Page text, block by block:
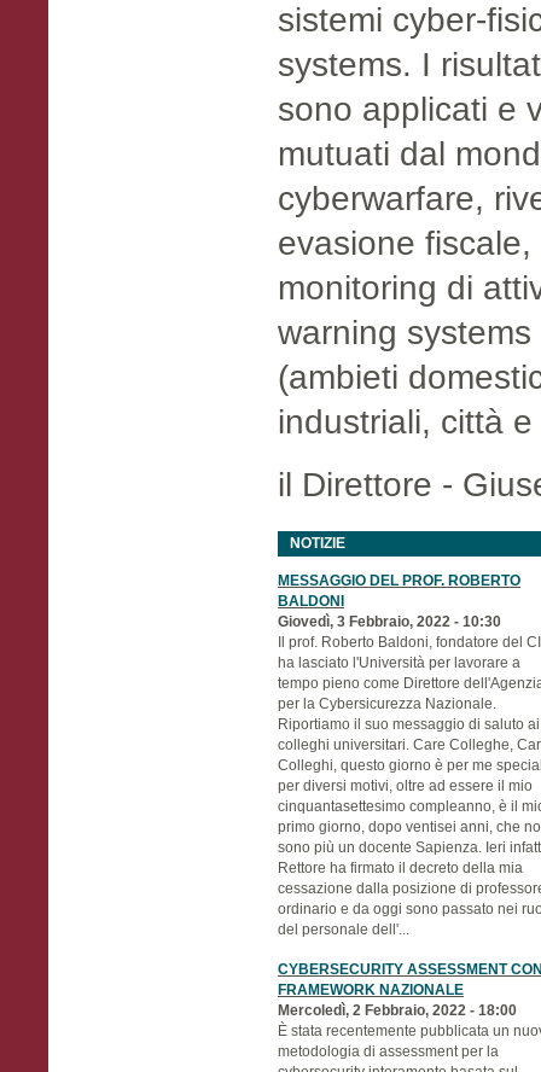
sistemi cyber-
systems. I
sono applicati e
mutuati dal
cyberwarfare,
evasione
monitoring di
warning
(ambieti
industriali, città e
il Direttore -
NOTIZIE
MESSAGGIO DEL PROF. ROBERTO
BALDONI
Giovedì, 3 Febbraio, 2022 - 10:30
Il prof. Roberto Baldoni, fondatore del
ha lasciato l'Università per lavorare a
tempo pieno come Direttore
per la Cybersicurezza Nazionale.
Riportiamo il suo messaggio di saluto ai
colleghi universitari. Care Colleghe,
Colleghi, questo giorno è per me
per diversi motivi, oltre ad essere il mio
cinquantasettesimo compleanno, è il
primo giorno, dopo ventisei anni, che
sono più un docente Sapienza. Ieri
Rettore ha firmato il decreto della mia
cessazione dalla posizione di
ordinario e da oggi sono passato nei
del personale dell'...
CYBERSECURITY ASSESSMENT
FRAMEWORK NAZIONALE
Mercoledì, 2 Febbraio, 2022 - 18:00
È stata recentemente pubblicata un
metodologia di assessment per la